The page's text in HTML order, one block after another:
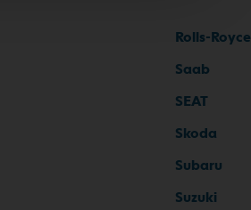
Rolls-Royce
Saab
SEAT
Skoda
Subaru
Suzuki